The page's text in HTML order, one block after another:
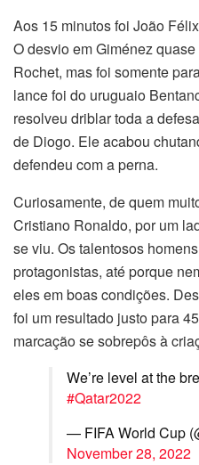
Aos 15 minutos foi João
O desvio em Giménez
Rochet, mas foi somente
lance foi do uruguaio
resolveu driblar toda a
de Diogo. Ele acabou
defendeu com a perna.
Curiosamente, de quem
Cristiano Ronaldo, por um
se viu. Os talentosos
protagonistas, até porque
eles em boas condições.
foi um resultado justo para
marcação se sobrepôs à
We’re level at the
#Qatar2022
— FIFA World Cup
November 28, 2022